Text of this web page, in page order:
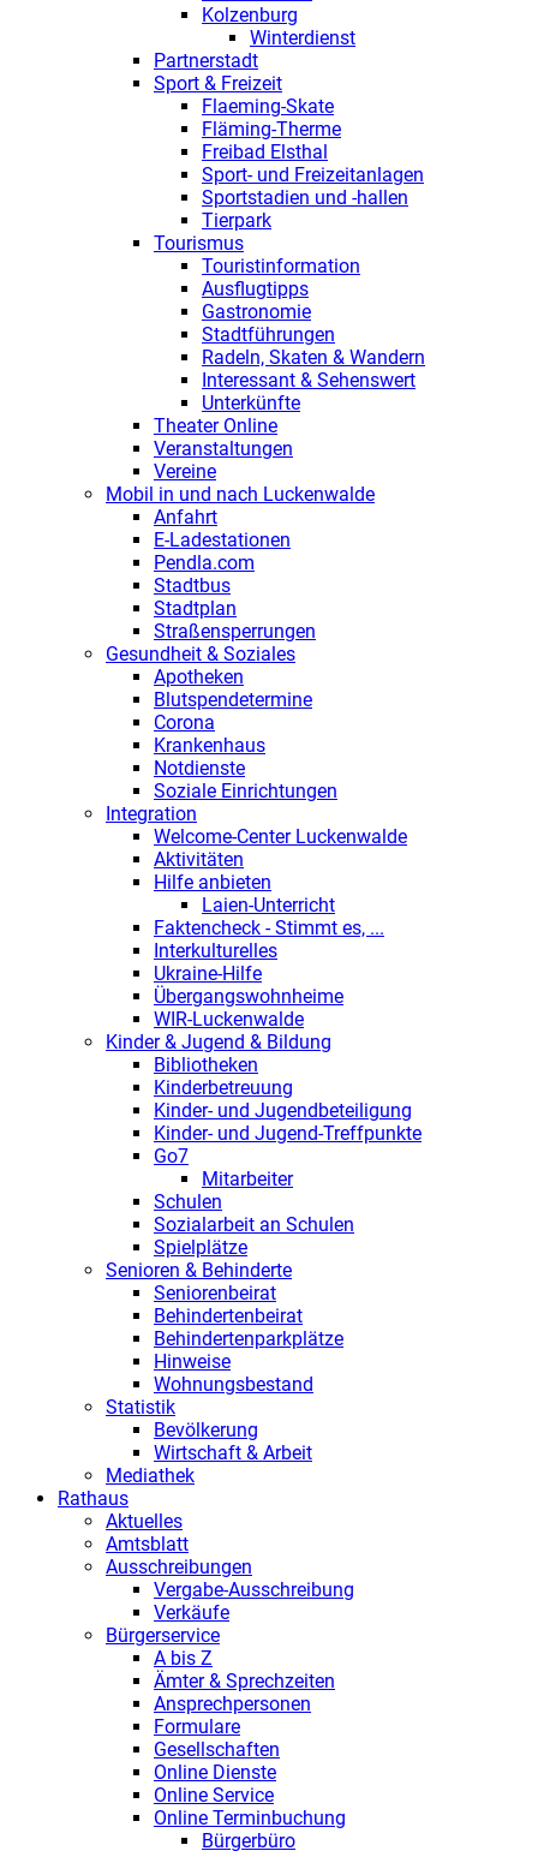
Kolzenburg
Winterdienst
Partnerstadt
Sport & Freizeit
Flaeming-Skate
Fläming-Therme
Freibad Elsthal
Sport- und Freizeitanlagen
Sportstadien und -hallen
Tierpark
Tourismus
Touristinformation
Ausflugtipps
Gastronomie
Stadtführungen
Radeln, Skaten & Wandern
Interessant & Sehenswert
Unterkünfte
Theater Online
Veranstaltungen
Vereine
Mobil in und nach Luckenwalde
Anfahrt
E-Ladestationen
Pendla.com
Stadtbus
Stadtplan
Straßensperrungen
Gesundheit & Soziales
Apotheken
Blutspendetermine
Corona
Krankenhaus
Notdienste
Soziale Einrichtungen
Integration
Welcome-Center Luckenwalde
Aktivitäten
Hilfe anbieten
Laien-Unterricht
Faktencheck - Stimmt es, ...
Interkulturelles
Ukraine-Hilfe
Übergangswohnheime
WIR-Luckenwalde
Kinder & Jugend & Bildung
Bibliotheken
Kinderbetreuung
Kinder- und Jugendbeteiligung
Kinder- und Jugend-Treffpunkte
Go7
Mitarbeiter
Schulen
Sozialarbeit an Schulen
Spielplätze
Senioren & Behinderte
Seniorenbeirat
Behindertenbeirat
Behindertenparkplätze
Hinweise
Wohnungsbestand
Statistik
Bevölkerung
Wirtschaft & Arbeit
Mediathek
Rathaus
Aktuelles
Amtsblatt
Ausschreibungen
Vergabe-Ausschreibung
Verkäufe
Bürgerservice
A bis Z
Ämter & Sprechzeiten
Ansprechpersonen
Formulare
Gesellschaften
Online Dienste
Online Service
Online Terminbuchung
Bürgerbüro